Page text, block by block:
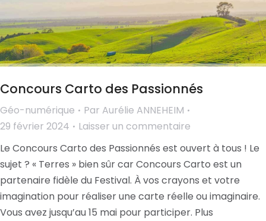
Concours Carto des Passionnés
Géo-numérique Par Aurélie ANNEHEIM
29 février 2024
Laisser un commentaire
Le Concours Carto des Passionnés est ouvert à tous ! Le
sujet ? « Terres » bien sûr car Concours Carto est un
partenaire fidèle du Festival. À vos crayons et votre
imagination pour réaliser une carte réelle ou imaginaire.
Vous avez jusqu’au 15 mai pour participer. Plus